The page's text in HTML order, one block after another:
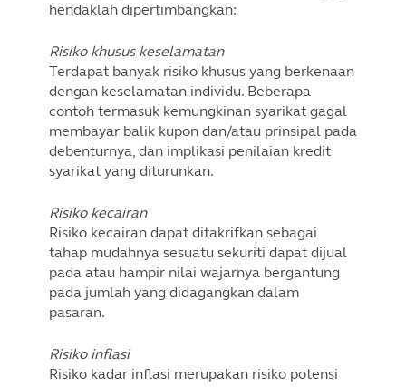
hendaklah dipertimbangkan:
Risiko khusus keselamatan
Terdapat banyak risiko khusus yang berkenaan
dengan keselamatan individu. Beberapa
contoh termasuk kemungkinan syarikat gagal
membayar balik kupon dan/atau prinsipal pada
debenturnya, dan implikasi penilaian kredit
syarikat yang diturunkan.
Risiko kecairan
Risiko kecairan dapat ditakrifkan sebagai
tahap mudahnya sesuatu sekuriti dapat dijual
pada atau hampir nilai wajarnya bergantung
pada jumlah yang didagangkan dalam
pasaran.
Risiko inflasi
Risiko kadar inflasi merupakan risiko potensi